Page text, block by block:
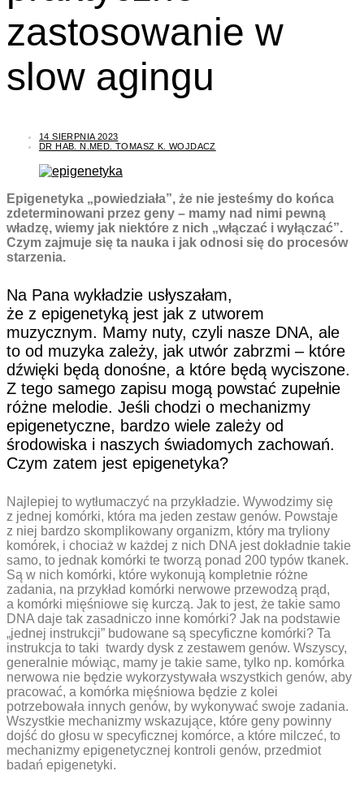
zastosowanie w
slow agingu
14 SIERPNIA 2023
DR HAB. N.MED. TOMASZ K. WOJDACZ
Epigenetyka „powiedziała”, że nie jesteśmy do końca
zdeterminowani przez geny – mamy nad nimi pewną
władzę, wiemy jak niektóre z nich „włączać i wyłączać”.
Czym zajmuje się ta nauka i jak odnosi się do procesów
starzenia.
Na Pana wykładzie usłyszałam,
że z epigenetyką jest jak z utworem
muzycznym. Mamy nuty, czyli nasze DNA, ale
to od muzyka zależy, jak utwór zabrzmi – które
dźwięki będą donośne, a które będą wyciszone.
Z tego samego zapisu mogą ­powstać zupełnie
różne melodie. Jeśli chodzi o mechanizmy
epigenetyczne, bardzo wiele zależy od
środowiska i naszych świadomych zachowań.
Czym zatem jest epigenetyka?
Najlepiej to wytłumaczyć na przykładzie. Wywodzimy się
z jednej komórki, która ma jeden zestaw genów. Powstaje
z niej bardzo skomplikowany organizm, który ma tryliony
komórek, i chociaż w każdej z nich DNA jest dokładnie takie
samo, to jednak komórki te tworzą ponad 200 typów tkanek.
Są w nich komórki, które wykonują kompletnie różne
zadania, na przykład komórki nerwowe przewodzą prąd,
a komórki mięśniowe się kurczą. Jak to jest, że takie samo
DNA daje tak zasadniczo inne komórki? Jak na podstawie
„jednej instrukcji” budowane są specyficzne komórki? Ta
instrukcja to taki ­ twardy dysk z zestawem genów. Wszyscy,
generalnie mówiąc, mamy je takie same, tylko np. komórka
nerwowa nie będzie wykorzystywała wszystkich genów, aby
pracować, a komórka mięśniowa będzie z kolei
potrzebowała innych genów, by wykonywać swoje zadania.
Wszystkie mechanizmy wskazujące, które geny powinny
dojść do głosu w specyficznej komórce, a które milczeć, to
mechanizmy epigenetycznej kontroli genów, przedmiot
badań epigenetyki.